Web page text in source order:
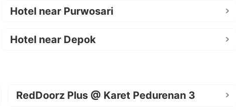
Hotel near Purwosari
Hotel near Depok
RedDoorz Plus @ Karet Pedurenan 3